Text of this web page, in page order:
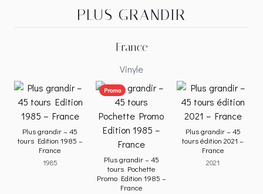
PLUS GRANDIR
France
Vinyle
Plus grandir – 45
tours Edition 1985 –
France
1985
Promo
Plus grandir – 45
tours Pochette
Promo Edition 1985 –
France
Plus grandir – 45
tours édition 2021 –
France
2021